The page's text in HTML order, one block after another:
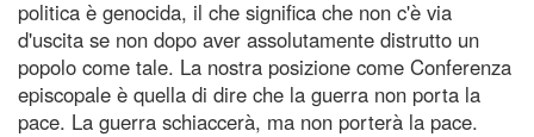
politica è genocida, il che significa che non c'è via
d'uscita se non dopo aver assolutamente distrutto un
popolo come tale. La nostra posizione come Conferenza
episcopale è quella di dire che la guerra non porta la
pace. La guerra schiaccerà, ma non porterà la pace.